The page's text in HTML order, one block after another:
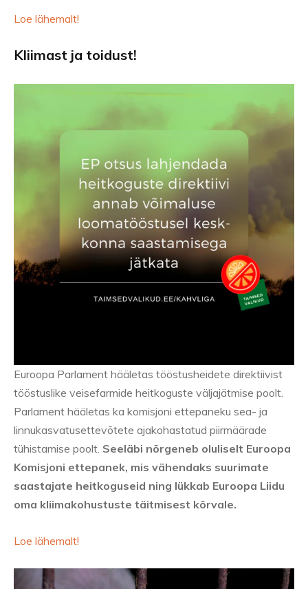
Loe lähemalt!
Kliimast ja toidust!
Euroopa Parlament hääletas tööstusheidete direktiivist
tööstuslike veisefarmide heitkoguste väljajätmise poolt.
Parlament hääletas ka komisjoni ettepaneku sea- ja
linnukasvatusettevõtete ajakohastatud piirmäärade
tühistamise poolt. Seeläbi nõrgeneb oluliselt Euroopa
Komisjoni ettepanek, mis vähendaks suurimate
saastajate heitkoguseid ning lükkab Euroopa Liidu
oma kliimakohustuste täitmisest kõrvale.
Loe lähemalt!